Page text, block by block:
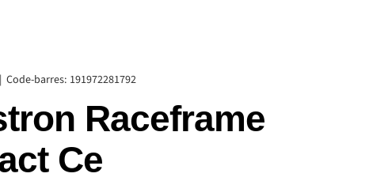
|Code-barres: 191972281792
Raceframe
Ce